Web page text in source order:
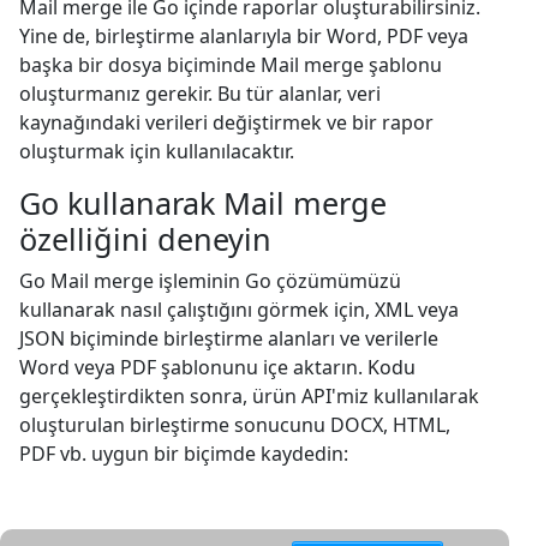
Mail merge ile Go içinde raporlar oluşturabilirsiniz.
Yine de, birleştirme alanlarıyla bir Word, PDF veya
başka bir dosya biçiminde Mail merge şablonu
oluşturmanız gerekir. Bu tür alanlar, veri
kaynağındaki verileri değiştirmek ve bir rapor
oluşturmak için kullanılacaktır.
Go kullanarak Mail merge
özelliğini deneyin
Go Mail merge işleminin Go çözümümüzü
kullanarak nasıl çalıştığını görmek için, XML veya
JSON biçiminde birleştirme alanları ve verilerle
Word veya PDF şablonunu içe aktarın. Kodu
gerçekleştirdikten sonra, ürün API'miz kullanılarak
oluşturulan birleştirme sonucunu DOCX, HTML,
PDF vb. uygun bir biçimde kaydedin: